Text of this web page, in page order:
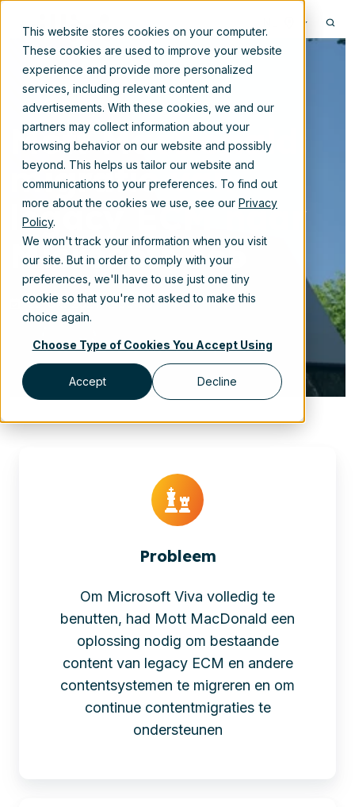
This website stores cookies on your computer.
These cookies are used to improve your website
experience and provide more personalized
services, including relevant content and
advertisements. With these cookies, we and our
partners may collect information about your
browsing behavior on our website and possibly
beyond. This helps us tailor our website and
communications to your preferences. To find out
more about the cookies we use, see our Privacy
Policy.
We won't track your information when you visit
our site. But in order to comply with your
preferences, we'll have to use just one tiny
cookie so that you're not asked to make this
choice again.
Choose Type of Cookies You Accept Using
Accept Decline
Mott MacDonald:
migratie van
legacy ECM naar
Microsoft 365
25-okt-2021 12:30:00
Probleem
Om Microsoft Viva volledig te
benutten, had Mott MacDonald een
oplossing nodig om bestaande
content van legacy ECM en andere
contentsystemen te migreren en om
continue contentmigraties te
ondersteunen